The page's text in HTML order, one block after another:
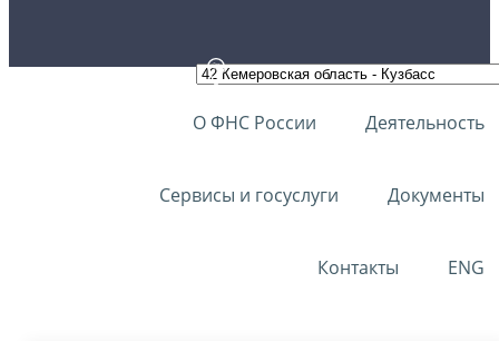
О ФНС России Деятельность
Сервисы и госуслуги Документы
Контакты ENG